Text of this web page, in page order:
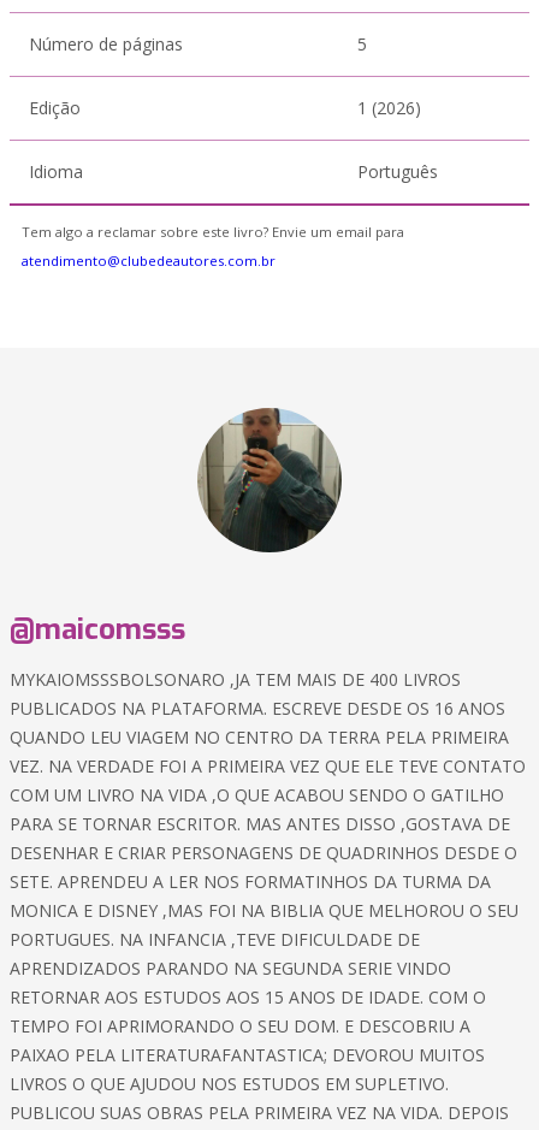
Número de páginas 5
Edição 1 (2026)
Idioma Português
Tem algo a reclamar sobre este livro? Envie um email para
atendimento@clubedeautores.com.br
@maicomsss
MYKAIOMSSSBOLSONARO ,JA TEM MAIS DE 400 LIVROS
PUBLICADOS NA PLATAFORMA. ESCREVE DESDE OS 16 ANOS
QUANDO LEU VIAGEM NO CENTRO DA TERRA PELA PRIMEIRA
VEZ. NA VERDADE FOI A PRIMEIRA VEZ QUE ELE TEVE CONTATO
COM UM LIVRO NA VIDA ,O QUE ACABOU SENDO O GATILHO
PARA SE TORNAR ESCRITOR. MAS ANTES DISSO ,GOSTAVA DE
DESENHAR E CRIAR PERSONAGENS DE QUADRINHOS DESDE O
SETE. APRENDEU A LER NOS FORMATINHOS DA TURMA DA
MONICA E DISNEY ,MAS FOI NA BIBLIA QUE MELHOROU O SEU
PORTUGUES. NA INFANCIA ,TEVE DIFICULDADE DE
APRENDIZADOS PARANDO NA SEGUNDA SERIE VINDO
RETORNAR AOS ESTUDOS AOS 15 ANOS DE IDADE. COM O
TEMPO FOI APRIMORANDO O SEU DOM. E DESCOBRIU A
PAIXAO PELA LITERATURAFANTASTICA; DEVOROU MUITOS
LIVROS O QUE AJUDOU NOS ESTUDOS EM SUPLETIVO.
PUBLICOU SUAS OBRAS PELA PRIMEIRA VEZ NA VIDA. DEPOIS